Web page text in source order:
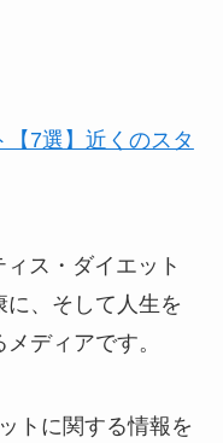
7選】近くのスタ
ス・ダイエット
、そして人生を
ディアです。
トに関する情報を